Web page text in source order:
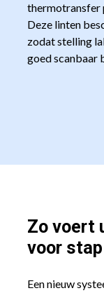
thermotransfer
Deze linten
zodat stelling
goed scanbaar
Zo voert
voor
Een nieuw